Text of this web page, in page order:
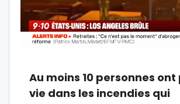
Au moins 10 personnes
vie dans les incendies qui